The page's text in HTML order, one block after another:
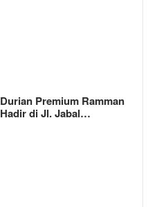
Durian Premium Ramman
Hadir di Jl. Jabal…